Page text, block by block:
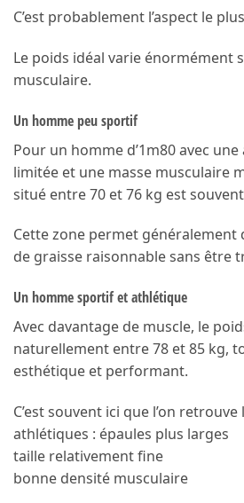
C’est probablement l’aspect le
Le poids idéal varie énormément
musculaire.
Un homme peu sportif
Pour un homme d’1m80 avec
limitée et une masse musculaire
situé entre 70 et 76 kg est
Cette zone permet généralement
de graisse raisonnable sans être
Un homme sportif et athlétique
Avec davantage de muscle, le
naturellement entre 78 et 85 kg,
esthétique et performant.
C’est souvent ici que l’on
athlétiques : épaules plus larges
taille relativement fine
bonne densité musculaire